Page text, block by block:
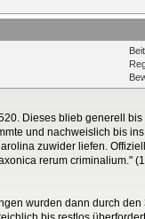
Dieses blieb generell
und nachweislich bis
zuwider liefen.
rerum criminalium."
wurden dann durch